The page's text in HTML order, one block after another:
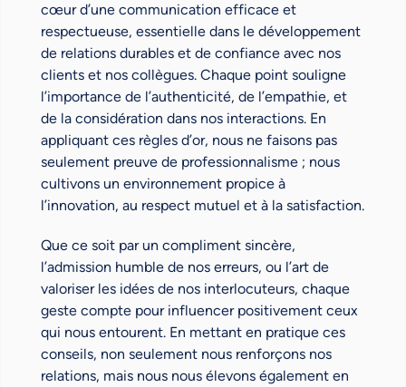
cœur d’une communication efficace et
respectueuse, essentielle dans le développement
de relations durables et de confiance avec nos
clients et nos collègues. Chaque point souligne
l’importance de l’authenticité, de l’empathie, et
de la considération dans nos interactions. En
appliquant ces règles d’or, nous ne faisons pas
seulement preuve de professionnalisme ; nous
cultivons un environnement propice à
l’innovation, au respect mutuel et à la satisfaction.
Que ce soit par un compliment sincère,
l’admission humble de nos erreurs, ou l’art de
valoriser les idées de nos interlocuteurs, chaque
geste compte pour influencer positivement ceux
qui nous entourent. En mettant en pratique ces
conseils, non seulement nous renforçons nos
relations, mais nous nous élevons également en